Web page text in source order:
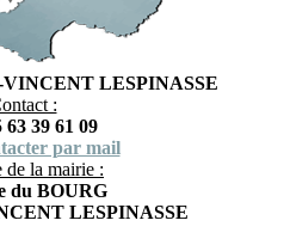
LESPINASSE
:
63 39 61 09
par mail
de la mairie :
du BOURG
LESPINASSE